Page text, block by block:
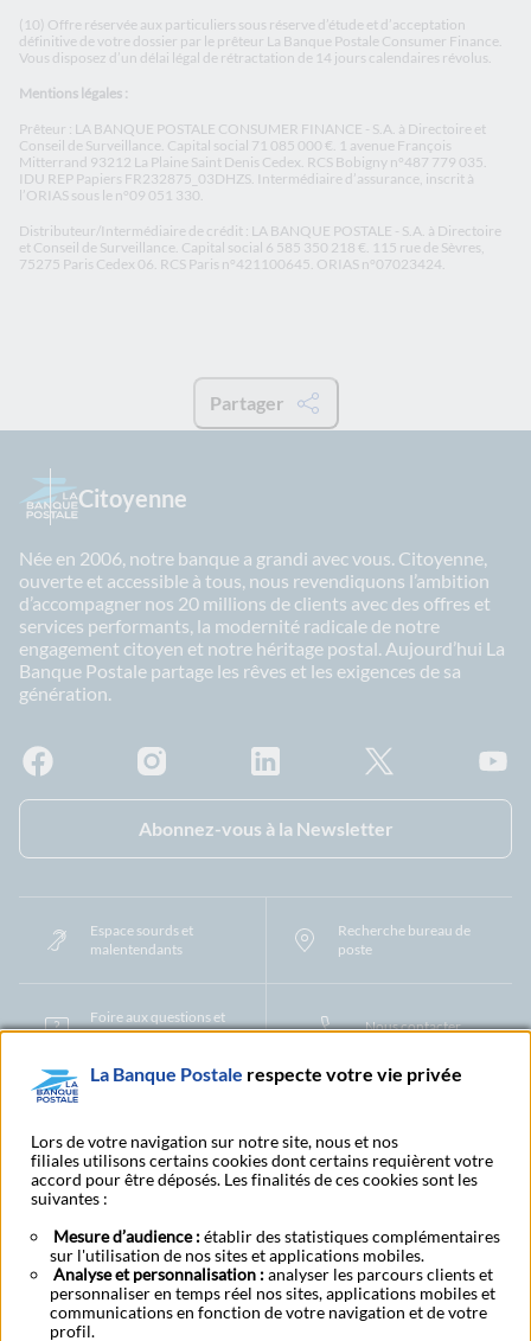
(10) Offre réservée aux particuliers sous réserve d’étude et d’acceptation
définitive de votre dossier par le prêteur La Banque Postale Consumer Finance.
Vous disposez d’un délai légal de rétractation de 14 jours calendaires révolus.
Mentions légales :
Prêteur : LA BANQUE POSTALE CONSUMER FINANCE - S.A. à Directoire et
Conseil de Surveillance. Capital social 71 085 000 €. 1 avenue François
Mitterrand 93212 La Plaine Saint Denis Cedex. RCS Bobigny n°487 779 035.
IDU REP Papiers FR232875_03DHZS. Intermédiaire d’assurance, inscrit à
l’ORIAS sous le n°09 051 330.
Distributeur/Intermédiaire de crédit : LA BANQUE POSTALE - S.A. à Directoire
et Conseil de Surveillance. Capital social 6 585 350 218 €. 115 rue de Sèvres,
75275 Paris Cedex 06. RCS Paris n°421100645. ORIAS n°07023424.
Partager
Citoyenne
Née en 2006, notre banque a grandi avec vous. Citoyenne,
ouverte et accessible à tous, nous revendiquons l’ambition
d’accompagner nos 20 millions de clients avec des offres et
services performants, la modernité radicale de notre
engagement citoyen et notre héritage postal. Aujourd’hui La
Banque Postale partage les rêves et les exigences de sa
génération.
Abonnez-vous à la Newsletter
Espace sourds et
malentendants
Recherche bureau de
poste
Foire aux questions et
centre d'aide
Nous contacter
Protection des Données à Caractère PersonnelFiliales et partenaires
CookiesGestion des cookiesActualiser vos informations
Contestation et réclamation Coordonnées Centres Financiers
Alertes fraudes et points de vigilance Actualités réglementaires CGU
Aide navigateur et systèmes d'exploitation
Vider le cache de votre navigateurLexique Aide et accessibilité
Accessibilité – Partiellement conforme Espace candidature
BFI - Banque de Financement et d'Investissement
La Banque Postale respecte votre vie privée
Lors de votre navigation sur notre site, nous et nos
filiales utilisons certains cookies dont certains requièrent votre
accord pour être déposés. Les finalités de ces cookies sont les
suivantes :
Mesure d’audience :établir des statistiques complémentaires
sur l'utilisation de nos sites et applications mobiles.
Analyse et personnalisation :analyser les parcours clients et
personnaliser en temps réel nos sites, applications mobiles et
communications en fonction de votre navigation et de votre
profil.